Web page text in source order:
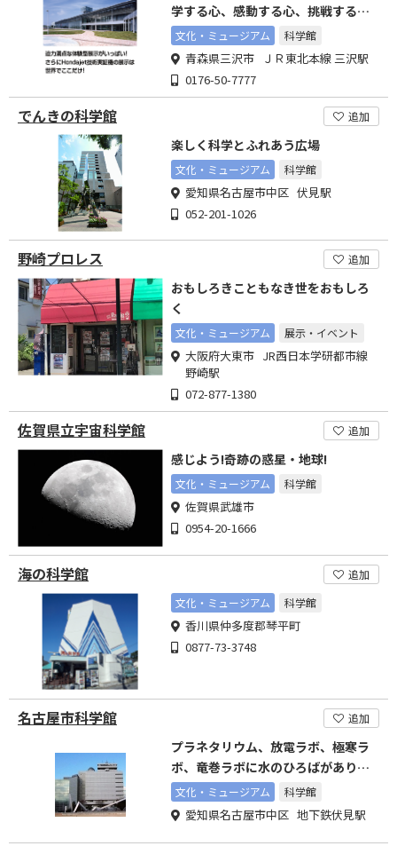
学する心、感動する心、挑戦する心
を育む施設です。
文化・ミュージアム 科学館
青森県三沢市 ＪＲ東北本線 三沢駅
0176-50-7777
でんきの科学館 追加
楽しく科学とふれあう広場
文化・ミュージアム 科学館
愛知県名古屋市中区 伏見駅
052-201-1026
野崎プロレス 追加
おもしろきこともなき世をおもしろ
く
文化・ミュージアム 展示・イベント
大阪府大東市 JR西日本学研都市線
野崎駅
072-877-1380
佐賀県立宇宙科学館 追加
感じよう!奇跡の惑星・地球!
文化・ミュージアム 科学館
佐賀県武雄市
0954-20-1666
海の科学館
追加
文化・ミュージアム
科学館
香川県仲多度郡琴平町
0877-73-3748
名古屋市科学館 追加
プラネタリウム、放電ラボ、極寒ラ
ボ、竜巻ラボに水のひろばがありま
す文化・ミュージアム 科学館
愛知県名古屋市中区 地下鉄伏見駅